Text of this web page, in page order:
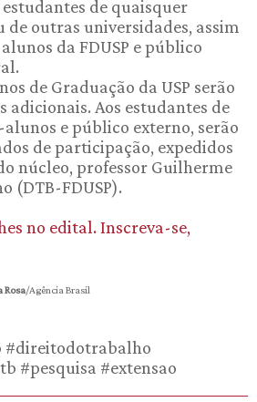
de quaisquer
de outras universidades, assim
da FDUSP e público
de Graduação da USP serão
adicionais. Aos estudantes de
e público externo, serão
de participação, expedidos
núcleo, professor Guilherme
(DTB-FDUSP).
no edital. Inscreva-se,
Rosa/Agência Brasil
#direitodotrabalho
#pesquisa #extensao